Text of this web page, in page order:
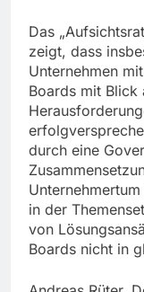
Das
zeigt, dass
Unternehmen
Boards mit Blick
durch eine
in der
von
Boards nicht in